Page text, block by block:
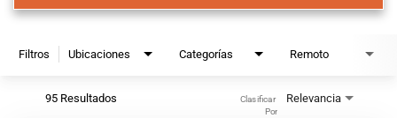
Filtros Ubicaciones Categorías Remoto
95 Resultados Relevancia
Clasificar
Por